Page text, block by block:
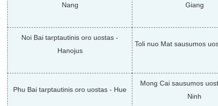
Nang
Giang
Noi Bai tarptautinis oro uostas -
Hanojus
Toli nuo Mat sausumos
Phu Bai tarptautinis oro uostas - Hue
Mong Cai sausumos
Ninh